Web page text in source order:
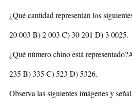
¿Qué cantidad representan los
20 003 B) 2 003 C) 30 201 D) 3 0025.
¿Qué número chino está
235 B) 335 C) 523 D) 5326.
Observa las siguientes imágenes y